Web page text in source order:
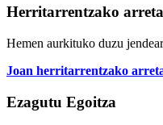
Herritarrentzako arreta
Hemen aurkituko duzu
Joan herritarrentzako
Ezagutu Egoitza